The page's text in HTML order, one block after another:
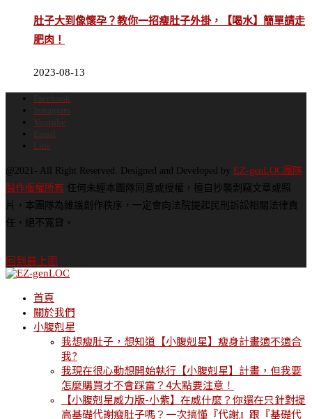
肚子大到像懷孕？教你一招瘦肚子外掛，【喝水】簡單請走
肥肉！
2023-08-13
@2021- All Right Reserved. Designed and Developed by EZ-genLOC團隊
製作版權所有 任何未經本團隊同意或授權，擅自抄襲剽竊文章或照
片，本團隊為維護創作秩序，一定會向法院提起民刑訴訟相關法律責
任，絕不寬貸。
回到最上面
首頁
關於我們
小腹剋星
我想瘦肚子，想知道【小腹剋星】瘦身計畫適不適合
我?
我現在很心動想開始執行【小腹剋星】計畫，但我要
怎麼購買才不會踩雷？4大點要注意！
【小腹剋星威力版-小紫】在威什麼？你還在只針對提
高基礎代謝瘦肚子嗎？一次搞懂『代謝』跟『基礎代